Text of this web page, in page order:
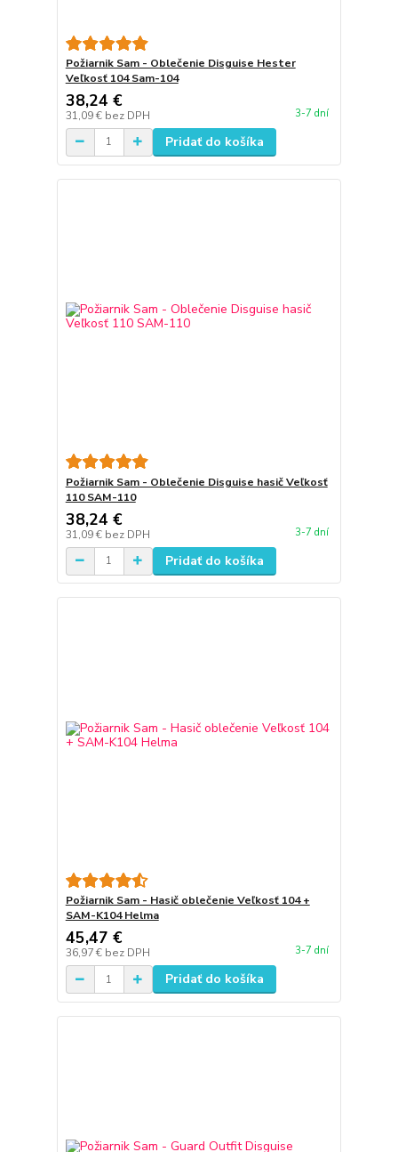
Požiarnik Sam - Oblečenie Disguise Hester
Veľkosť 104 Sam-104
38,24 €
31,09 € bez DPH 3-7 dní
Pridať do košíka
Požiarnik Sam - Oblečenie Disguise hasič Veľkosť
110 SAM-110
38,24 €
31,09 € bez DPH 3-7 dní
Pridať do košíka
Požiarnik Sam - Hasič oblečenie Veľkosť 104 +
SAM-K104 Helma
45,47 €
36,97 € bez DPH 3-7 dní
Pridať do košíka